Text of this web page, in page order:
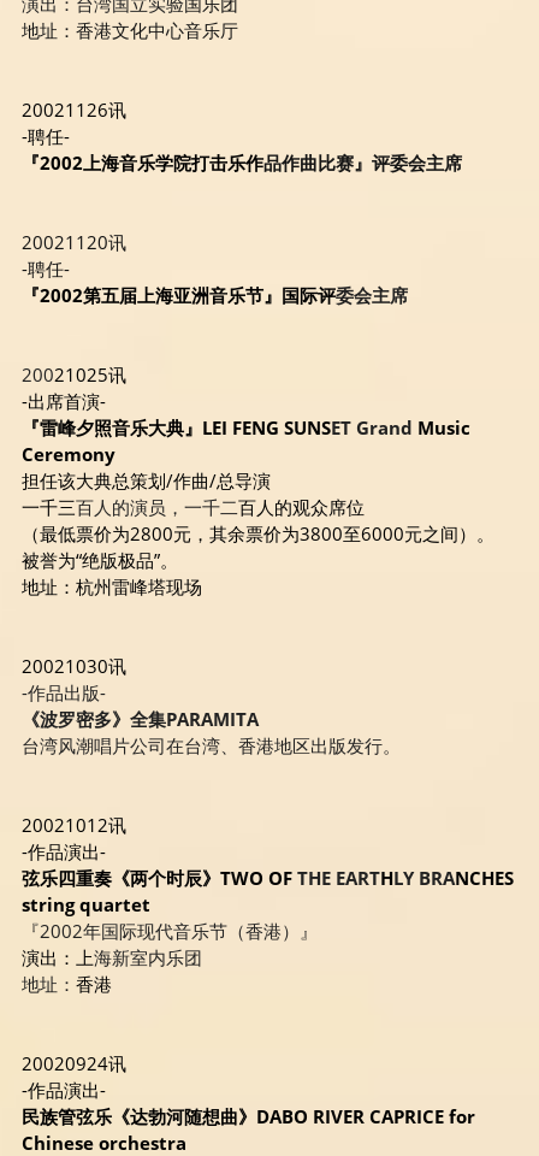
地址：香港文化中心音乐厅
20021126讯
-聘任-
『2002上海音乐学院打击乐作品作曲比赛』评委会主席
20021120讯
-聘任-
『2002第五届上海亚洲音乐节』国际评委会主席
20021025讯
-出席首演-
『雷峰夕照音乐大典』LEI FENG SUNSET Grand Music
Ceremony
担任该大典总策划/作曲/总导演
一千三百人的演员，一千二百人的观众席位
（最低票价为2800元，其余票价为3800至6000元之间）。
被誉为“绝版极品”。
地址：杭州雷峰塔现场
20021030讯
-作品出版-
《波罗密多》全集PARAMITA
台湾风潮唱片公司在台湾、香港地区出版发行。
20021012讯
-作品演出-
弦乐四重奏《两个时辰》TWO OF THE EARTHLY BRANCHES
string quartet
『2002年国际现代音乐节（香港）』
演出：上海新室内乐团
地址： 香港
20020924讯
-作品演出-
民族管弦乐《达勃河随想曲》DABO RIVER CAPRICE for
Chinese orchestra